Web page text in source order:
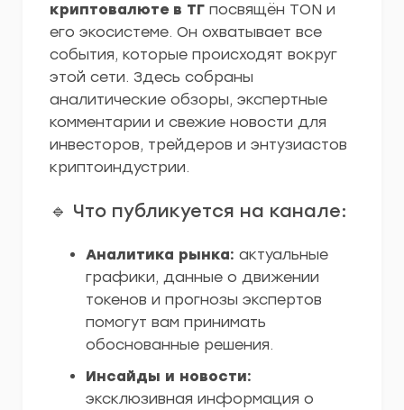
криптовалюте в ТГ посвящён TON и
его экосистеме. Он охватывает все
события, которые происходят вокруг
этой сети. Здесь собраны
аналитические обзоры, экспертные
комментарии и свежие новости для
инвесторов, трейдеров и энтузиастов
криптоиндустрии.
🔹 Что публикуется на канале:
Аналитика рынка: актуальные
графики, данные о движении
токенов и прогнозы экспертов
помогут вам принимать
обоснованные решения.
Инсайды и новости:
эксклюзивная информация о